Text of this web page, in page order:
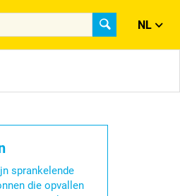
NL
sprankelende
die opvallen